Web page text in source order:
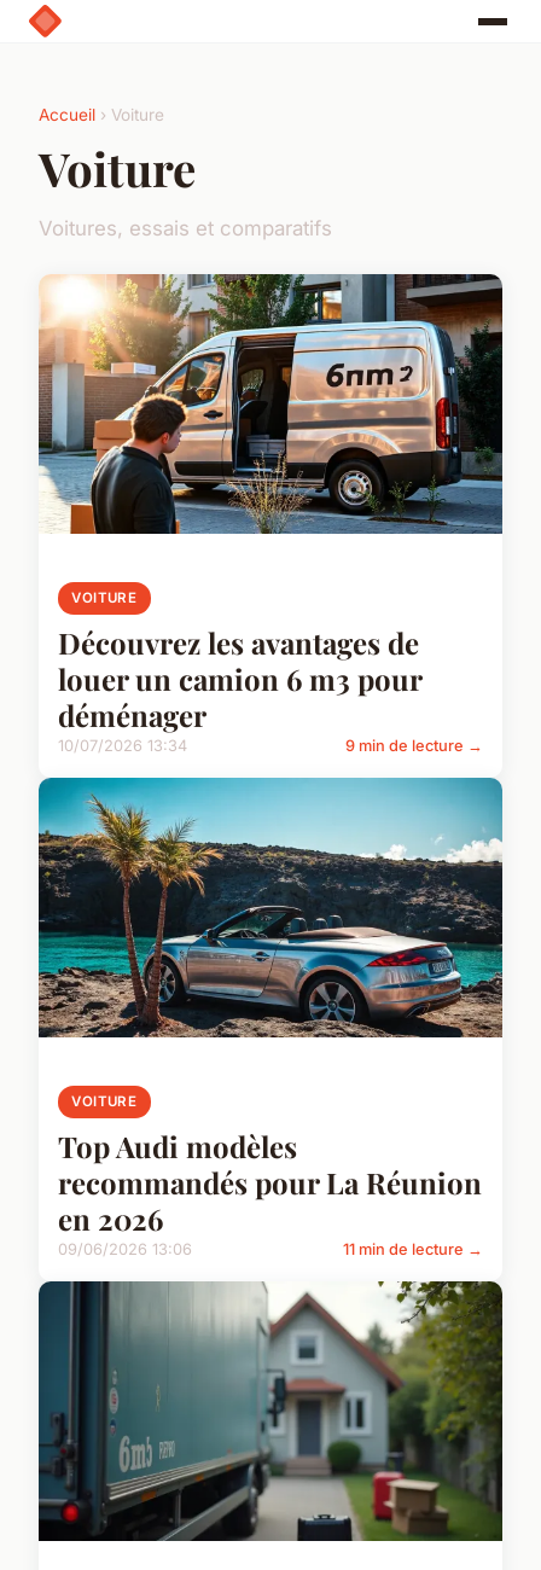
Accueil › Voiture
Voiture
Voitures, essais et comparatifs
VOITURE
Découvrez les avantages de
louer un camion 6 m3 pour
déménager
10/07/2026 13:34 9 min de lecture →
VOITURE
Top Audi modèles
recommandés pour La Réunion
en 2026
09/06/2026 13:06 11 min de lecture →